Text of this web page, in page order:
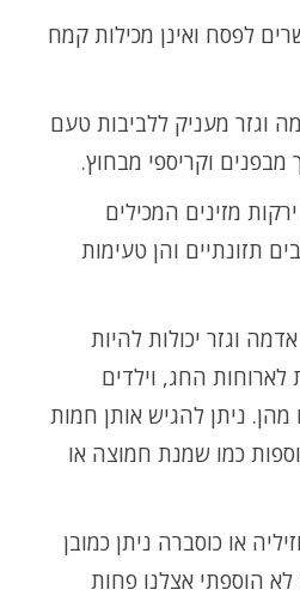
לפסח ואינן מכילות קמח
וגזר מעניק ללביבות טעם
וקריספי מבחוץ.
מזינים המכילים
תזונתיים והן טעימות
וגזר יכולות להיות
לארוחות החג, וילדים
מהן. ניתן להגיש אותן חמות
כמו שמנת חמוצה או
או כוסברה ניתן כמובן
הוספתי אצלנו פחות